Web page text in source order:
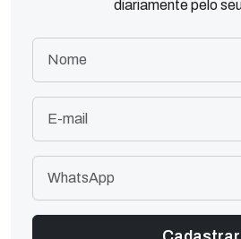
diariamente pelo